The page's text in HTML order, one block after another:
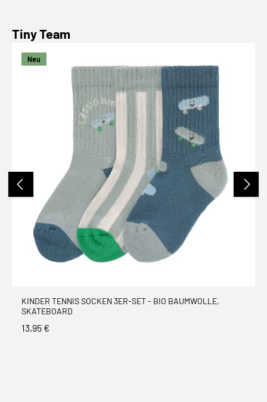
Produktgalerie überspringen
Tiny Team
Neu
KINDER TENNIS SOCKEN 3ER-SET - BIO BAUMWOLLE,
SKATEBOARD
13,95 €